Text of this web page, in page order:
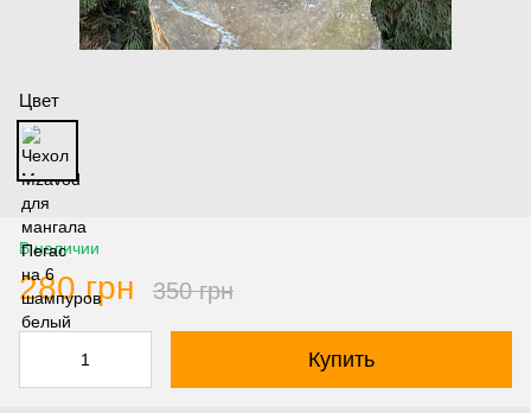
Цвет
В наличии
280 грн 350 грн
Купить